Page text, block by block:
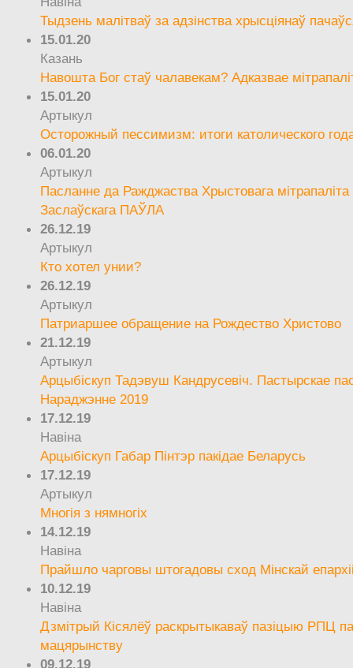
Тыдзень малітваў за адзінства хрысціянаў
15.01.20
Казань
Навошта Бог стаў чалавекам? Адказвае
15.01.20
Артыкул
Осторожный пессимизм: итоги католического
06.01.20
Артыкул
Пасланне да Ражджаства Хрыстовага мітрапаліта
Заслаўскага ПАЎЛА
26.12.19
Артыкул
Кто хотел унии?
26.12.19
Артыкул
Патриаршее обращение на Рождество Христово
21.12.19
Артыкул
Арцыбіскуп Тадэвуш Кандрусевіч. Пастырскае
Нараджэнне 2019
17.12.19
Навіна
Арцыбіскуп Габар Пінтэр пакідае Беларусь
17.12.19
Артыкул
Многія з нямногіх
14.12.19
Навіна
Прайшло чарговы штогадовы сход Мінскай
10.12.19
Навіна
Дзмітрый Кісялёў раскрытыкаваў пазіцыю РПЦ
мацярынству
09.12.19